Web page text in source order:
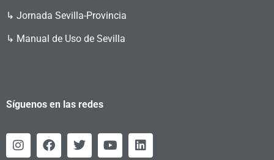
↳ Jornada Sevilla-Provincia
↳ Manual de Uso de Sevilla
Síguenos en las redes